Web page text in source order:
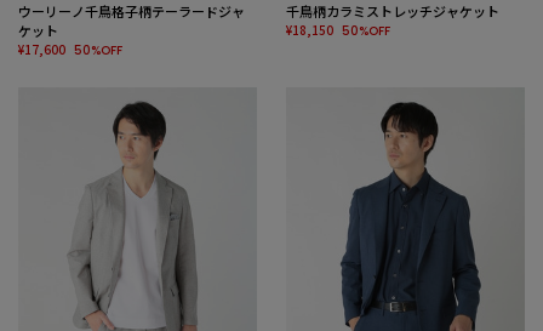
ウーリーノ千鳥格子柄テーラードジャ
ケット
¥17,600 50%OFF
千鳥柄カラミストレッチジャケット
¥18,150 50%OFF